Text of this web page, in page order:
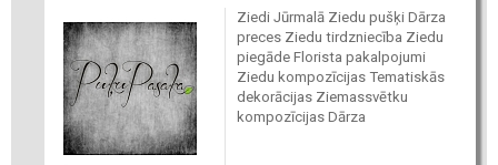
Ziedi Jūrmalā Ziedu pušķi Dārza
preces Ziedu tirdzniecība Ziedu
piegāde Florista pakalpojumi
Ziedu kompozīcijas Tematiskās
dekorācijas Ziemassvētku
kompozīcijas Dārza